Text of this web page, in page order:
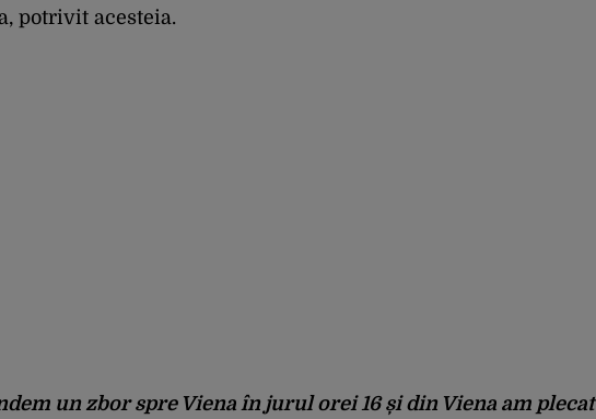
potrivit acesteia.
un zbor spre Viena în jurul orei 16 și din Viena am plecat